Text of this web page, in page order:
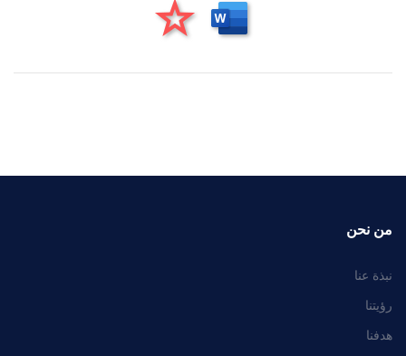
من نحن
نبذة عنا
رؤيتنا
هدفنا